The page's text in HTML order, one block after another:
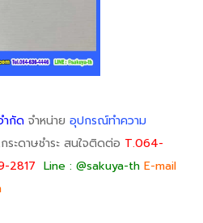
ำกัด จำหน่าย อุปกรณ์ทำความ
ระดาษชำระ สนใจติดต่อ T.064-
2817 Line : @sakuya-th E-mail